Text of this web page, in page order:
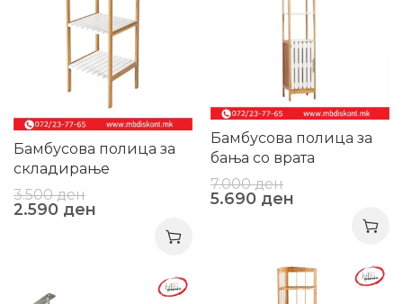
Бамбусова полица за
бања со врата
7.000ден
5.690 ден
Бамбусова полица за
складирање
3.500ден
2.590 ден